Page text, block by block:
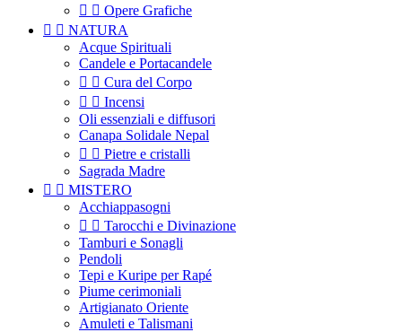
  Opere Grafiche
  NATURA
Acque Spirituali
Candele e Portacandele
  Cura del Corpo
  Incensi
Oli essenziali e diffusori
Canapa Solidale Nepal
  Pietre e cristalli
Sagrada Madre
  MISTERO
Acchiappasogni
  Tarocchi e Divinazione
Tamburi e Sonagli
Pendoli
Tepi e Kuripe per Rapé
Piume cerimoniali
Artigianato Oriente
Amuleti e Talismani